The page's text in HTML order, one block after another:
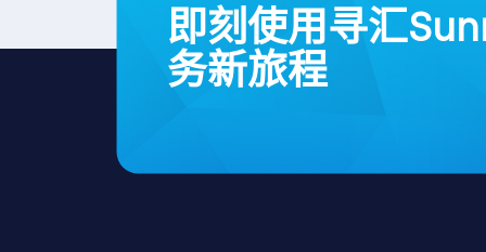
即刻使用寻汇
务新旅程